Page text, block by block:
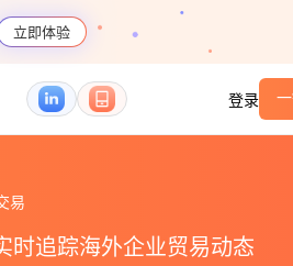
立即体验
登录
易
时追踪海外企业贸易动态